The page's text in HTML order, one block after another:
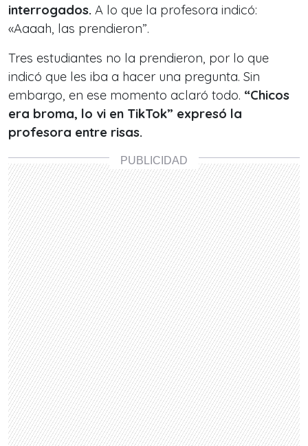
interrogados. A lo que la profesora indicó:
«Aaaah, las prendieron”.
Tres estudiantes no la prendieron, por lo que
indicó que les iba a hacer una pregunta. Sin
embargo, en ese momento aclaró todo. “Chicos
era broma, lo vi en TikTok” expresó la
profesora entre risas.